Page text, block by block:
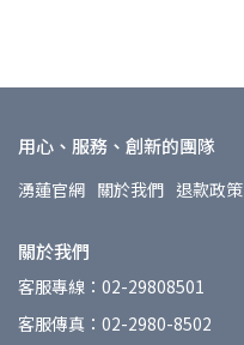
用心、服務、創新的團隊
湧蓮官網 關於我們 退款政策
關於我們
客服專線：02-29808501
客服傳真：02-2980-8502